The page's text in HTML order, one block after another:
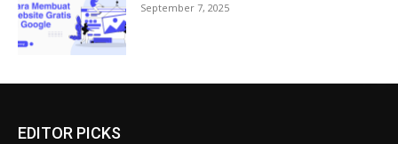
September 7, 2025
EDITOR PICKS